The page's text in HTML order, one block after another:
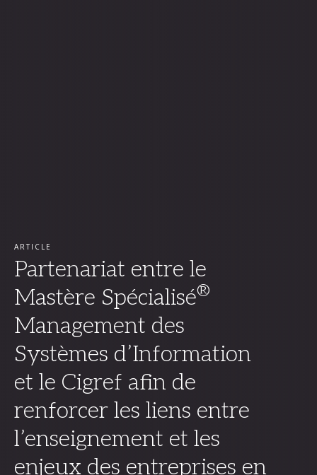
ARTICLE
Partenariat entre le
Mastère Spécialisé®
Management des
Systèmes d’Information
et le Cigref afin de
renforcer les liens entre
l’enseignement et les
enjeux des entreprises en